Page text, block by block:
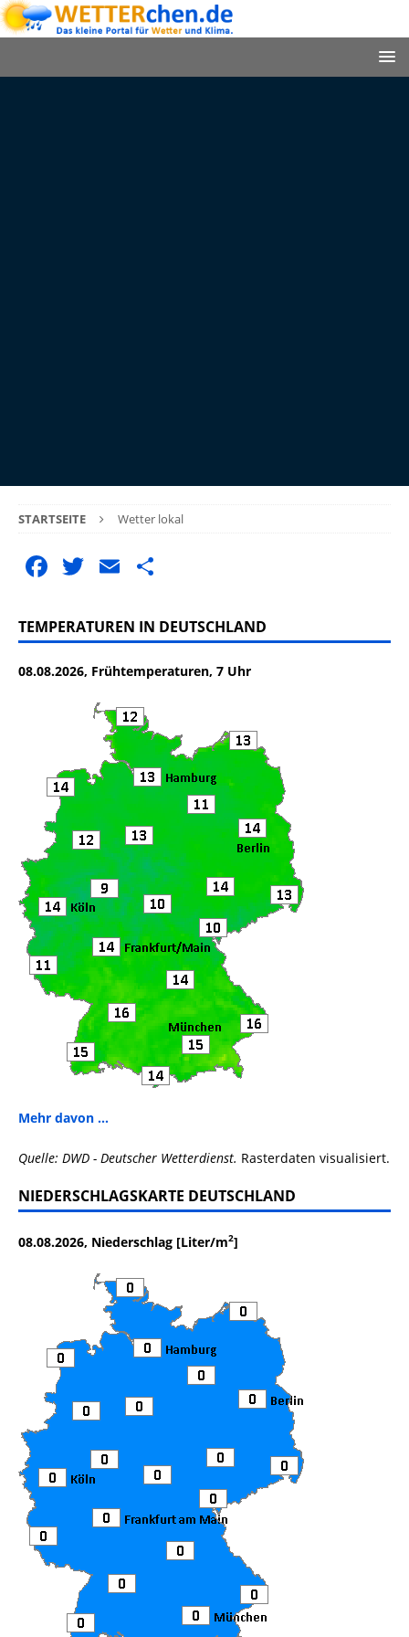
STARTSEITE Wetter lokal
F
c
e
b
k
T
it
te
r
E
ai
l
le
n
TEMPERATUREN IN DEUTSCHLAND
08.08.2026, Frühtemperaturen, 7 Uhr
Mehr davon ...
Quelle: DWD - Deutscher Wetterdienst. Rasterdaten visualisiert.
NIEDERSCHLAGSKARTE DEUTSCHLAND
08.08.2026, Niederschlag [Liter/m2]